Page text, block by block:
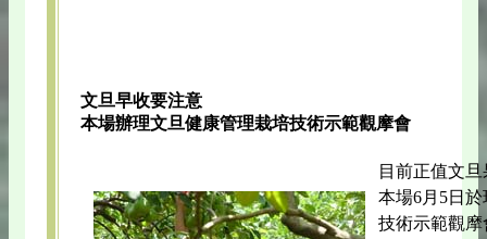
文旦早收要注意
本場辦理文旦健康管理栽培技術示範觀摩會
目前正值文
本場6月5日
技術示範觀